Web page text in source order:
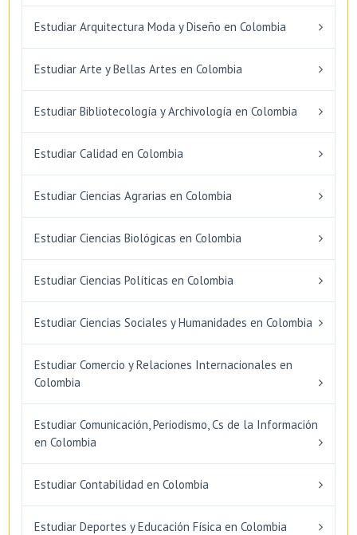
Estudiar Arquitectura Moda y Diseño en Colombia
Estudiar Arte y Bellas Artes en Colombia
Estudiar Bibliotecología y Archivología en Colombia
Estudiar Calidad en Colombia
Estudiar Ciencias Agrarias en Colombia
Estudiar Ciencias Biológicas en Colombia
Estudiar Ciencias Políticas en Colombia
Estudiar Ciencias Sociales y Humanidades en Colombia
Estudiar Comercio y Relaciones Internacionales en
Colombia
Estudiar Comunicación, Periodismo, Cs de la Información
en Colombia
Estudiar Contabilidad en Colombia
Estudiar Deportes y Educación Física en Colombia